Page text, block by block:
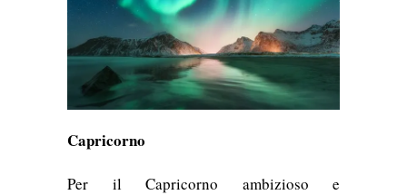
Capricorno
Per il Capricorno ambizioso e